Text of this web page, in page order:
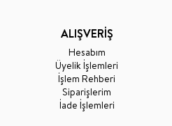
ALIŞVERİŞ
Hesabım
Üyelik İşlemleri
İşlem Rehberi
Siparişlerim
İade İşlemleri